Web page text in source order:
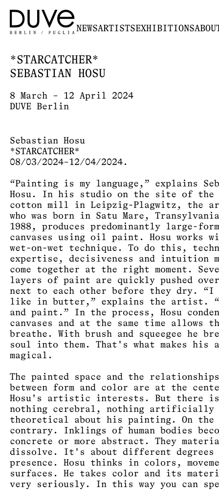
NEWSARTISTSEXHIBITIONS
*STARCATCHER*
SEBASTIAN HOSU
8 March – 12 April 2024
DUVE Berlin
Sebastian Hosu
*STARCATCHER*
08/03/2024–12/04/2024.
“Painting is my language,” explains
Hosu. In his studio on the site of the
cotton mill in Leipzig-Plagwitz, the
who was born in Satu Mare,
1988, produces predominantly large-
canvases using oil paint. Hosu ​​works
wet-on-wet technique. To do this,
expertise, decisiveness and intuition
come together at the right moment.
layers of paint are quickly pushed
next to each other before they dry. “I
like in butter,” explains the artist.
and paint.” In the process, Hosu
canvases and at the same time allows
breathe. With brush and squeegee he
soul into them. That's what makes his
magical.
The painted space and the relationships
between form and color are at the
Hosu's artistic interests. But there is
nothing cerebral, nothing artificially
theoretical about his painting. On the
contrary. Inklings of human bodies
concrete or more abstract. They
dissolve. It's about different degrees
presence. Hosu ​​thinks in colors,
surfaces. He takes color and its
very seriously. In this way you can